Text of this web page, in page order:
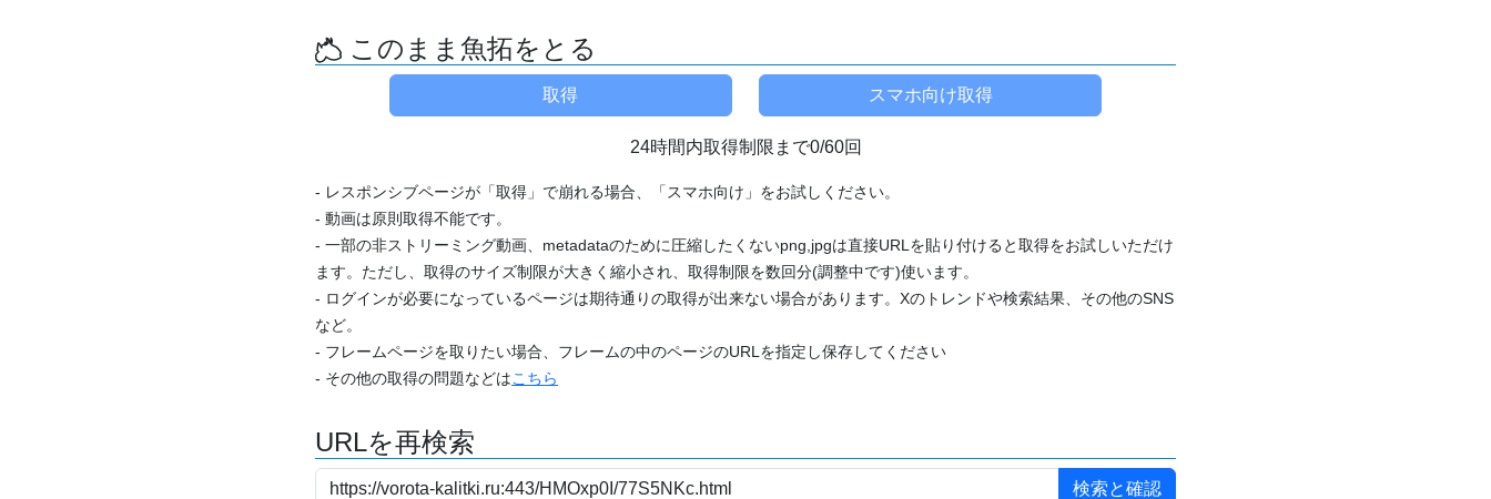
このまま魚拓をとる
24時間内取得制限まで0/60回
- レスポンシブページが「取得」で崩れる場合、「スマホ向け」をお試しください。
- 動画は原則取得不能です。
- 一部の非ストリーミング動画、metadataのために圧縮したくないpng,jpgは直接URLを貼り付けると取得をお試しいただけ
ます。ただし、取得のサイズ制限が大きく縮小され、取得制限を数回分(調整中です)使います。
- ログインが必要になっているページは期待通りの取得が出来ない場合があります。Xのトレンドや検索結果、その他のSNS
など。
- フレームページを取りたい場合、フレームの中のページのURLを指定し保存してください
- その他の取得の問題などはこちら
URLを再検索